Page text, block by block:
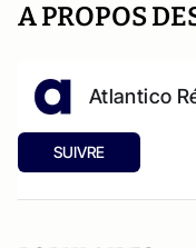
A PROPOS
Atlantico
SUIVRE